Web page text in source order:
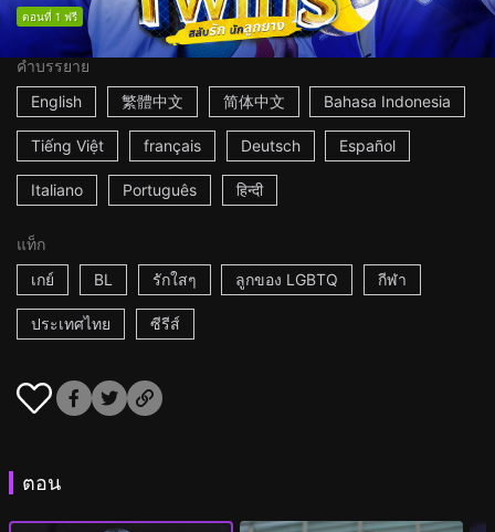
ตอนที่ 1 ฟรี
คำบรรยาย
English
繁體中文 简体中文 Bahasa Indonesia
Tiếng Việt français Deutsch Español
Italiano Português हिन्दी
แท็ก
เกย์
BL รักใสๆ ลูกของ LGBTQ กีฬา
ประเทศไทย ซีรีส์
ตอน